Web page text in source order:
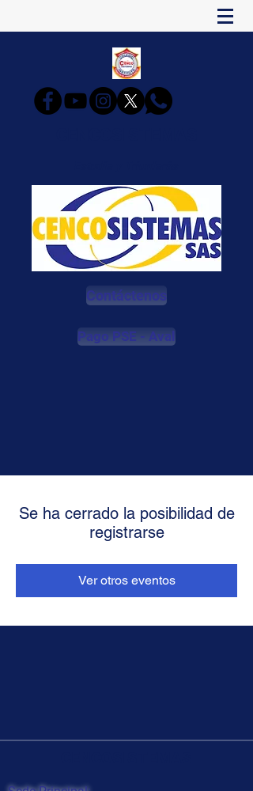
Contáctenos
Pago PSE - Aval
Se ha cerrado la posibilidad de
registrarse
Ver otros eventos